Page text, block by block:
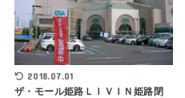
2018.07.01
ザ・モール姫路ＬＩＶＩＮ姫路閉